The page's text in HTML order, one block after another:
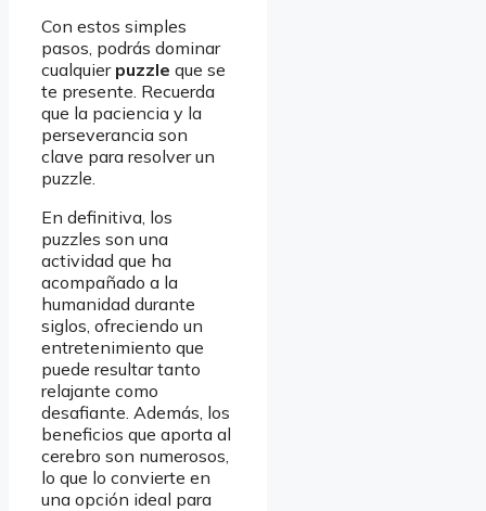
Con estos simples
pasos, podrás dominar
cualquier puzzle que se
te presente. Recuerda
que la paciencia y la
perseverancia son
clave para resolver un
puzzle.
En definitiva, los
puzzles son una
actividad que ha
acompañado a la
humanidad durante
siglos, ofreciendo un
entretenimiento que
puede resultar tanto
relajante como
desafiante. Además, los
beneficios que aporta al
cerebro son numerosos,
lo que lo convierte en
una opción ideal para